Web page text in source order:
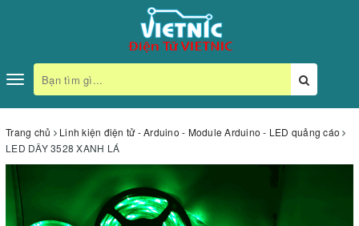
Toggle
navigation
Trang chủ
Linh kiện điện tử - Arduino - Module Arduino - LED quảng cáo
LED DÂY 3528 XANH LÁ